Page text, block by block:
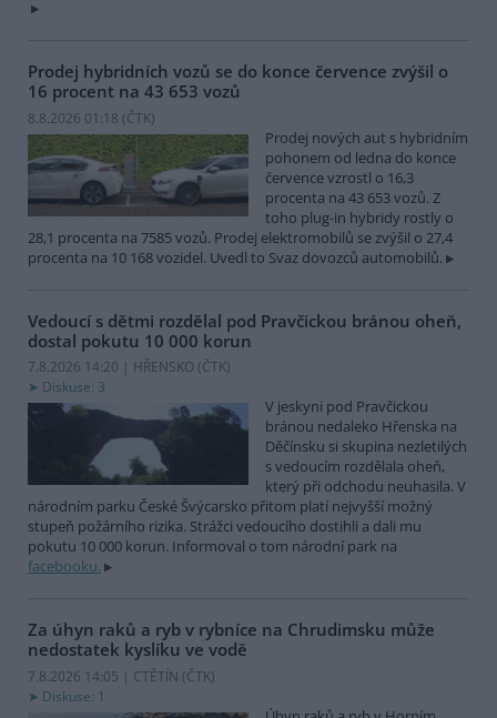
Prodej hybridních vozů se do konce července zvýšil o
16 procent na 43 653 vozů
8.8.2026 01:18 (ČTK)
Prodej nových aut s hybridním
pohonem od ledna do konce
července vzrostl o 16,3
procenta na 43 653 vozů. Z
toho plug-in hybridy rostly o
28,1 procenta na 7585 vozů. Prodej elektromobilů se zvýšil o 27,4
procenta na 10 168 vozidel. Uvedl to Svaz dovozců automobilů.
Vedoucí s dětmi rozdělal pod Pravčickou bránou oheň,
dostal pokutu 10 000 korun
7.8.2026 14:20 | HŘENSKO (ČTK)
Diskuse: 3
V jeskyni pod Pravčickou
bránou nedaleko Hřenska na
Děčínsku si skupina nezletilých
s vedoucím rozdělala oheň,
který při odchodu neuhasila. V
národním parku České Švýcarsko přitom platí nejvyšší možný
stupeň požárního rizika. Strážci vedoucího dostihli a dali mu
pokutu 10 000 korun. Informoval o tom národní park na
facebooku.
Za úhyn raků a ryb v rybníce na Chrudimsku může
nedostatek kyslíku ve vodě
7.8.2026 14:05 | CTĚTÍN (ČTK)
Diskuse: 1